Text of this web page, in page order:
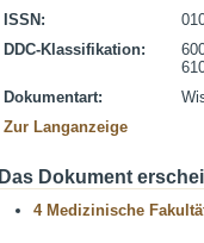
ISSN:
DDC-Klassifikation:
Dokumentart:
Zur Langanzeige
Das Dokument
4 Medizinische